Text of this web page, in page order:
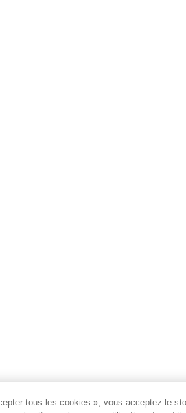
tous les cookies », vous acceptez le